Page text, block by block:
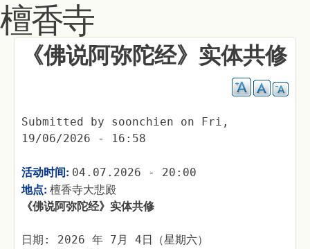
檀香寺
《佛说阿弥陀经》实体共修
Submitted by soonchien on Fri,
19/06/2026 - 16:58
活动时间: 04.07.2026 - 20:00
地点: 檀香寺大悲殿
《佛说阿弥陀经》实体共修
日期: 2026 年 7月 4日（星期六）